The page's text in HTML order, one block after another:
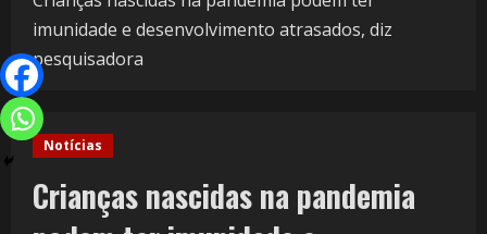
imunidade e desenvolvimento atrasados, diz
pesquisadora
Notícias
Crianças nascidas na pandemia